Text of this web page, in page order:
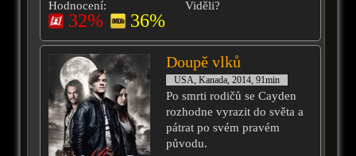
Hodnocení:
32% 36%
Viděli?
Doupě vlků
USA, Kanada, 2014, 91min
Po smrti rodičů se Cayden
rozhodne vyrazit do světa a
pátrat po svém pravém
původu.